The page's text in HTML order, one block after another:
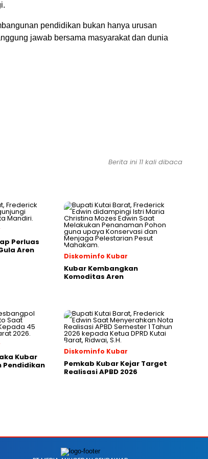
pendidikan bukan hanya urusan
jawab bersama masyarakat dan dunia
Berita ini 11 kali dibaca
Perluas
Aren
Diskominfo Kubar
Kubar Kembangkan
Komoditas Aren
Kubar
Pendidikan
Diskominfo Kubar
Pemkab Kubar Kejar Target
Realisasi APBD 2026